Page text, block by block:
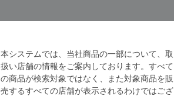
本システムでは、当社商品の一部について、取
扱い店舗の情報をご案内しております。すべて
の商品が検索対象ではなく、また対象商品を販
売するすべての店舗が表示されるわけではござ